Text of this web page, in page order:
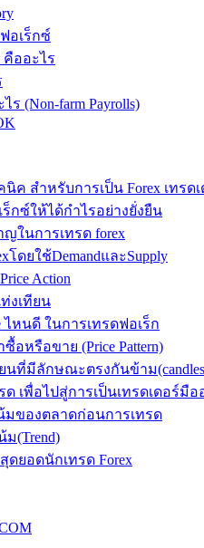
อเร็กซ์
คืออะไร
(Non-farm Payrolls)
ค สำหรับการเป็น Forex เทรดเ
กซ์ให้ได้กำไรอย่างยั่งยืน
ในการเทรด forex
โดยใช้DemandและSupply
Action
งเทียน
ไหนดี ในการเทรดฟอเร็ก
อหรือขาย (Price Pattern)
ที่มีลักษณะตรงกันข้าม
เพื่อไปสู่การเป็นเทรดเดอร์มื
มของตลาดก่อนการเทรด
(Trend)
ยอดนักเทรด Forex